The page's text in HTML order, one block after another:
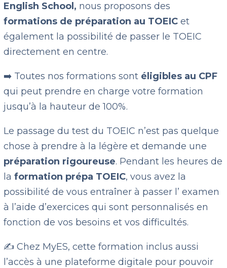
English School, nous proposons des
formations de préparation au TOEIC et
également la possibilité de passer le TOEIC
directement en centre.
➡️ Toutes nos formations sont éligibles au CPF
qui peut prendre en charge votre formation
jusqu’à la hauteur de 100%.
Le passage du test du TOEIC n’est pas quelque
chose à prendre à la légère et demande une
préparation rigoureuse. Pendant les heures de
laformation prépa TOEIC, vous avez la
possibilité de vous entraîner à passer l’ examen
à l’aide d’exercices qui sont personnalisés en
fonction de vos besoins et vos difficultés.
✍️ Chez MyES, cette formation inclus aussi
l’accès à une plateforme digitale pour pouvoir